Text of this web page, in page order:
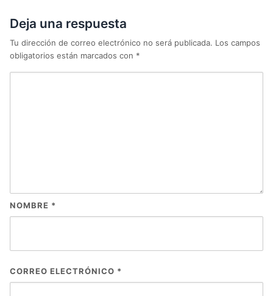
Deja una respuesta
Tu dirección de correo electrónico no será publicada. Los campos
obligatorios están marcados con *
NOMBRE *
CORREO ELECTRÓNICO *